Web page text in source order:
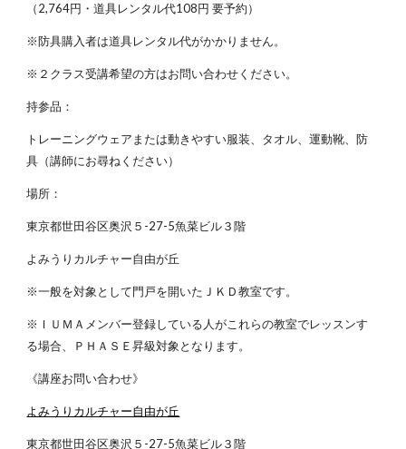
（2,764円・道具レンタル代108円 要予約）
※防具購入者は道具レンタル代がかかりません。
※２クラス受講希望の方はお問い合わせください。
持参品：
トレーニングウェアまたは動きやすい服装、タオル、運動靴、防
具（講師にお尋ねください）
場所：
東京都世田谷区奥沢５-27-5魚菜ビル３階
よみうりカルチャー自由が丘
※一般を対象として門戸を開いたＪＫＤ教室です。
※ＩＵＭＡメンバー登録している人がこれらの教室でレッスンす
る場合、ＰＨＡＳＥ昇級対象となります。
《講座お問い合わせ》
よみうりカルチャー自由が丘
東京都世田谷区奥沢５-27-5魚菜ビル３階